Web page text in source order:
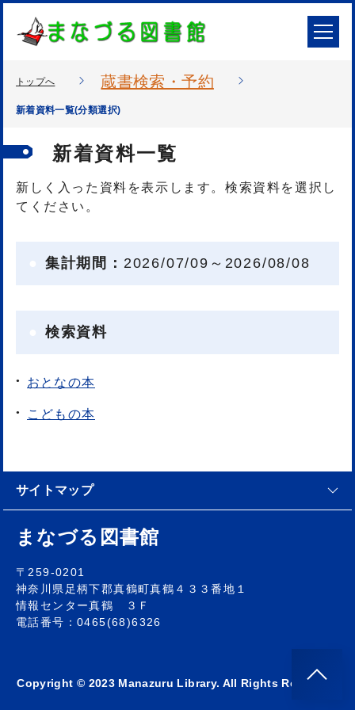
トップへ 蔵書検索・予約
新着資料一覧(分類選択)
新着資料一覧
新しく入った資料を表示します。検索資料を選択し
てください。
集計期間： 2026/07/09～2026/08/08
検索資料
おとなの本
こどもの本
サイトマップ
まなづる図書館
〒259-0201
神奈川県足柄下郡真鶴町真鶴４３３番地１
情報センター真鶴 ３Ｆ
電話番号：0465(68)6326
Copyright © 2023 Manazuru Library. All Rights Reserved.